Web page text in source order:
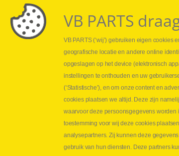
Webshop
Nieuws
Jobs
Contact VB Parts
VB PARTS
VB PARTS (‘wij’) gebruiken eigen
geografische locatie en andere online
opgeslagen op het device (elektronisch
instellingen te onthouden en uw
(‘Statistische’), en om onze content en
cookies plaatsen we altijd. Deze zijn
waarvoor deze persoonsgegevens
toestemming voor wij deze cookies
analysepartners. Zij kunnen deze
gebruik van hun diensten. Deze partners